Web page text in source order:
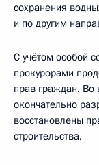
сохранения
и по другим
С учётом особой
прокурорами
прав граждан. Во
окончательно
восстановлены
строительства.